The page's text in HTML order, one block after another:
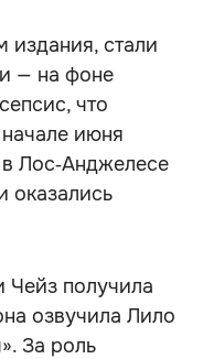
издания, стали
— на фоне
что
июня
Лос‑Анджелесе
оказались
Чейз получила
озвучила Лило
За роль